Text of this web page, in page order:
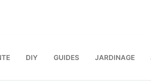
DIY GUIDES JARDINAGE